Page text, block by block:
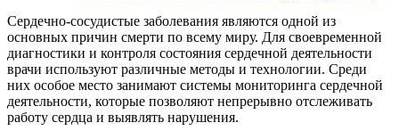
Сердечно-сосудистые заболевания являются одной из
основных причин смерти по всему миру. Для своевременной
диагностики и контроля состояния сердечной деятельности
врачи используют различные методы и технологии. Среди
них особое место занимают системы мониторинга сердечной
деятельности, которые позволяют непрерывно отслеживать
работу сердца и выявлять нарушения.